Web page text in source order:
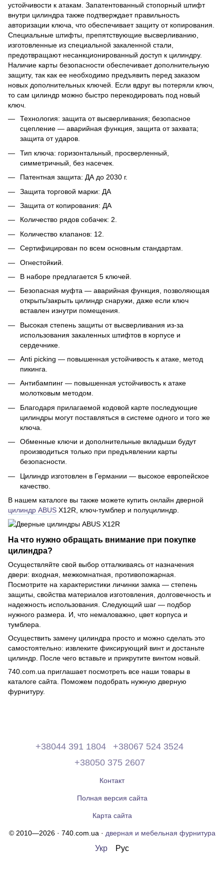
устойчивости к атакам. Запатентованный стопорный штифт
внутри цилиндра также подтверждает правильность
авторизации ключа, что обеспечивает защиту от копирования.
Специальные штифты, препятствующие высверливанию,
изготовленные из специальной закаленной стали,
предотвращают несанкционированный доступ к цилиндру.
Наличие карты безопасности обеспечивает дополнительную
защиту, так как ее необходимо предъявить перед заказом
новых дополнительных ключей. Если вдруг вы потеряли ключ,
то сам цилиндр можно быстро перекодировать под новый
ключ.
Технология: защита от высверливания; безопасное
сцепление — аварийная функция, защита от захвата;
защита от ударов.
Тип ключа: горизонтальный, просверленный,
симметричный, без насечек.
Патентная защита: ДА до 2030 г.
Защита торговой марки: ДА
Защита от копирования: ДА
Количество рядов собачек: 2.
Количество клапанов: 12.
Сертифицирован по всем основным стандартам.
Огнестойкий.
В наборе предлагается 5 ключей.
Безопасная муфта — аварийная функция, позволяющая
открыть/закрыть цилиндр снаружи, даже если ключ
вставлен изнутри помещения.
Высокая степень защиты от высверливания из-за
использования закаленных штифтов в корпусе и
сердечнике.
Anti picking — повышенная устойчивость к атаке, метод
пикинга.
Антибампинг — повышенная устойчивость к атаке
молотковым методом.
Благодаря прилагаемой кодовой карте последующие
цилиндры могут поставляться в системе одного и того же
ключа.
Обменные ключи и дополнительные вкладыши будут
производиться только при предъявлении карты
безопасности.
Цилиндр изготовлен в Германии — высокое европейское
качество.
В нашем каталоге вы также можете купить онлайн дверной
цилиндр ABUS X12R, ключ-тумблер и полуцилиндр.
На что нужно обращать внимание при покупке
цилиндра?
Осуществляйте свой выбор отталкиваясь от назначения
двери: входная, межкомнатная, противопожарная.
Посмотрите на характеристики личинки замка — степень
защиты, свойства материалов изготовления, долговечность и
надежность использования. Следующий шаг — подбор
нужного размера. И, что немаловажно, цвет корпуса и
тумблера.
Осуществить замену цилиндра просто и можно сделать это
самостоятельно: извлеките фиксирующий винт и достаньте
цилиндр. После чего вставьте и прикрутите винтом новый.
740.com.ua приглашает посмотреть все наши товары в
каталоге сайта. Поможем подобрать нужную дверную
фурнитуру.
+38044 391 1804
+38067 524 3524
+38050 375 2607
Контакт
Полная версия сайта
Карта сайта
© 2010—2026 · 740.com.ua · дверная и мебельная фурнитура
Укр Рус